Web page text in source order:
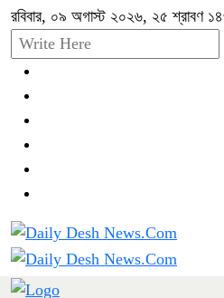
রবিবার, ০৯ অগাস্ট ২০২৬, ২৫ শ্রাবণ